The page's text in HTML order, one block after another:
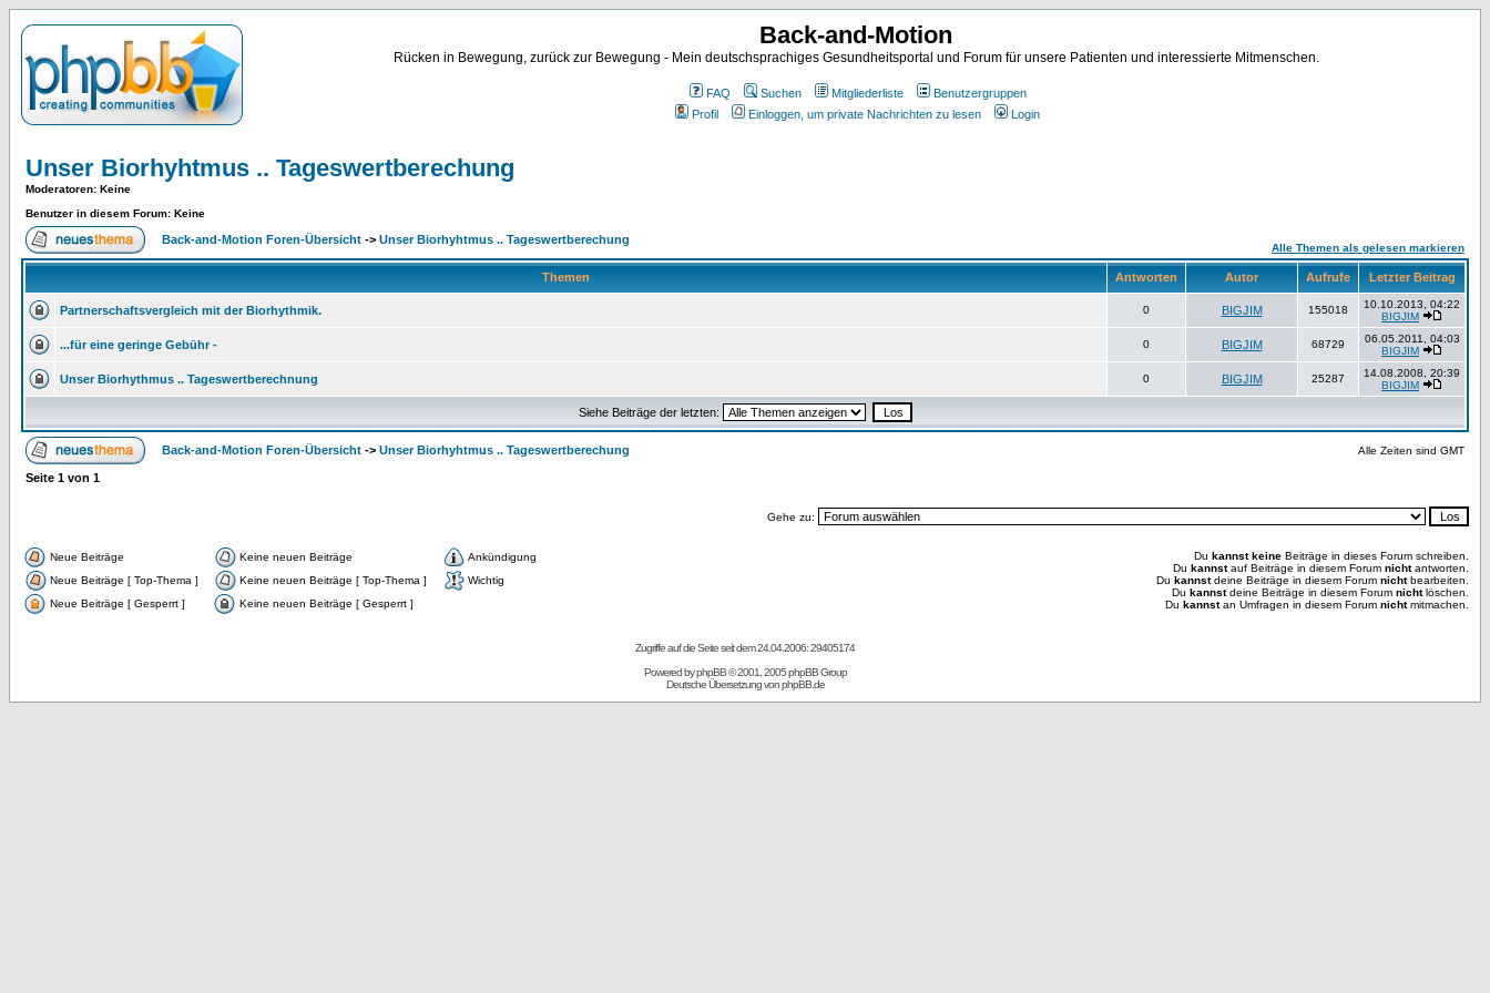
Back-and-Motion
Rücken in Bewegung, zurück zur Bewegung - Mein deutschsprachiges Gesundheitsportal und Forum für unsere Patienten und interessierte Mitmenschen.
FAQ Suchen Mitgliederliste
Benutzergruppen
Profil
Einloggen, um private Nachrichten zu lesen Login
Unser Biorhyhtmus .. Tageswertberechung
Moderatoren: Keine
Benutzer in diesem Forum: Keine
Back-and-Motion Foren-Übersicht -> Unser Biorhyhtmus .. Tageswertberechung
Alle Themen als gelesen markieren
Themen Antworten Autor Aufrufe Letzter Beitrag
Partnerschaftsvergleich mit der Biorhythmik. 0 BIGJIM 155018
10.10.2013, 04:22
BIGJIM
...für eine geringe Gebühr - 0 BIGJIM 68729
06.05.2011, 04:03
BIGJIM
Unser Biorhythmus .. Tageswertberechnung 0 BIGJIM 25287
14.08.2008, 20:39
BIGJIM
Siehe Beiträge der letzten:
Back-and-Motion Foren-Übersicht -> Unser Biorhyhtmus .. Tageswertberechung Alle Zeiten sind GMT
Seite 1 von 1
Gehe zu:
Neue Beiträge Keine neuen Beiträge
Ankündigung
Neue Beiträge [ Top-Thema ]
Keine neuen Beiträge [ Top-Thema ]
Wichtig
Neue Beiträge [ Gesperrt ]
Keine neuen Beiträge [ Gesperrt ]
Du kannst keine Beiträge in dieses Forum schreiben.
Du kannstauf Beiträge in diesem Forum nichtantworten.
Du kannstdeine Beiträge in diesem Forum nichtbearbeiten.
Du kannstdeine Beiträge in diesem Forum nichtlöschen.
Du kannstan Umfragen in diesem Forum nichtmitmachen.
Zugriffe auf die Seite seit dem 24.04.2006: 29405174
Powered byphpBB© 2001, 2005 phpBB Group
Deutsche Übersetzung vonphpBB.de